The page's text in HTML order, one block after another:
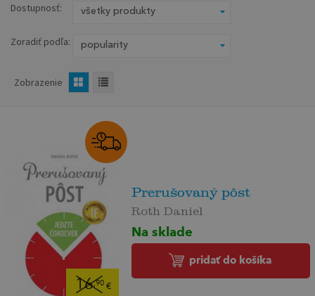
Dostupnosť:
Zoradiť podľa:
Zobrazenie
16,90€
Prerušovaný pôst
Roth Daniel
Na sklade
pridať do košíka